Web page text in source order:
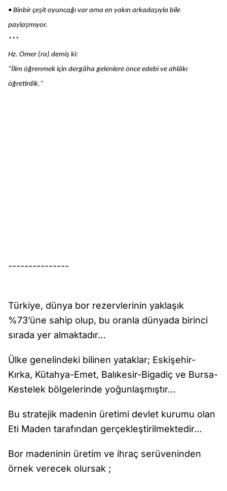
• Binbir çeşit oyuncağı var ama en yakın arkadaşıyla bile
paylaşmıyor.
***
Hz. Ömer (ra) demiş ki:
"İlim öğrenmek için dergâha gelenlere önce edebi ve ahlâkı
öğretirdik."
---------------
Türkiye, dünya bor rezervlerinin yaklaşık
%73’üne sahip olup, bu oranla dünyada birinci
sırada yer almaktadır…
Ülke genelindeki bilinen yataklar; Eskişehir-
Kırka, Kütahya-Emet, Balıkesir-Bigadiç ve Bursa-
Kestelek bölgelerinde yoğunlaşmıştır…
Bu stratejik madenin üretimi devlet kurumu olan
Eti Maden tarafından gerçekleştirilmektedir…
Bor madeninin üretim ve ihraç serüveninden
örnek verecek olursak ;